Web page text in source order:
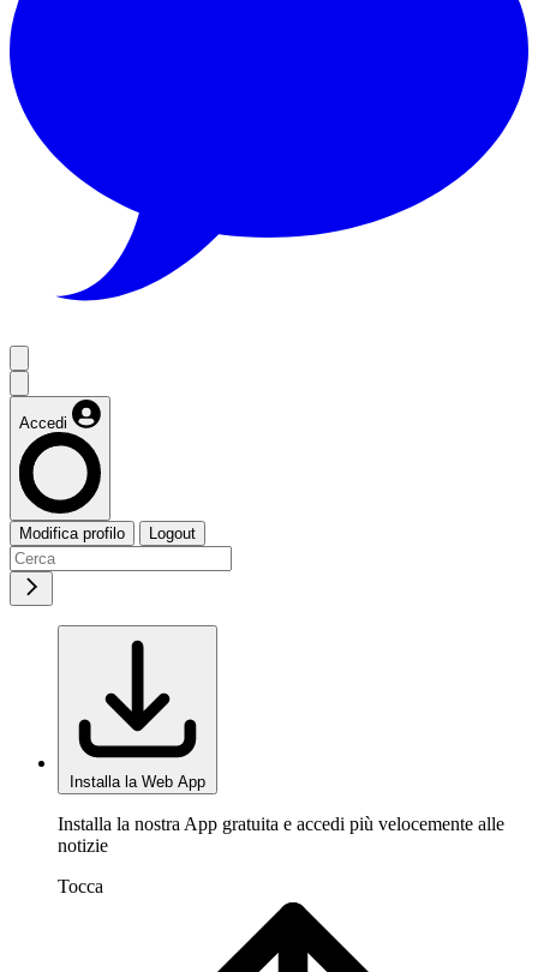
Accedi
Modifica profilo Logout
Installa la Web App
Installa la nostra App gratuita e accedi più velocemente alle
notizie
Tocca